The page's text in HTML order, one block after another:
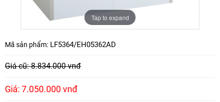
Tap to expand
Mã sản phẩm: LF5364/EH05362AD
Giá cũ: 8.834.000 vnđ
Giá: 7.050.000 vnđ